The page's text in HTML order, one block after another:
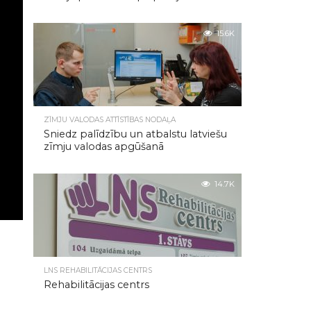
15.6K
ZĪMJU VALODAS ATTĪSTĪBAS NODAĻA
Sniedz palīdzību un atbalstu latviešu
zīmju valodas apgūšanā
14.7K
LNS REHABILITĀCIJAS CENTRS
Rehabilitācijas centrs